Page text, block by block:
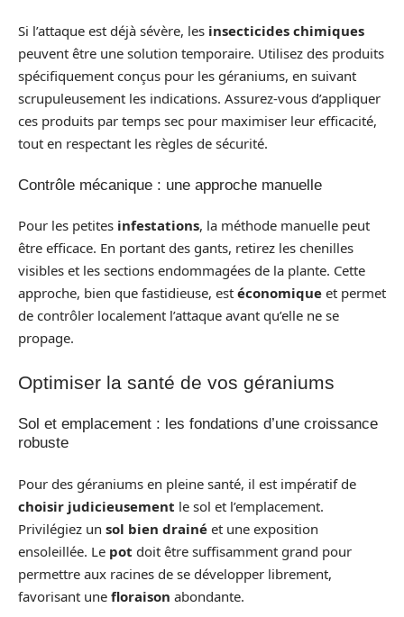
Si l’attaque est déjà sévère, les insecticides chimiques
peuvent être une solution temporaire. Utilisez des produits
spécifiquement conçus pour les géraniums, en suivant
scrupuleusement les indications. Assurez-vous d’appliquer
ces produits par temps sec pour maximiser leur efficacité,
tout en respectant les règles de sécurité.
Contrôle mécanique : une approche manuelle
Pour les petites infestations, la méthode manuelle peut
être efficace. En portant des gants, retirez les chenilles
visibles et les sections endommagées de la plante. Cette
approche, bien que fastidieuse, est économique et permet
de contrôler localement l’attaque avant qu’elle ne se
propage.
Optimiser la santé de vos géraniums
Sol et emplacement : les fondations d’une croissance
robuste
Pour des géraniums en pleine santé, il est impératif de
choisir judicieusement le sol et l’emplacement.
Privilégiez un sol bien drainé et une exposition
ensoleillée. Le pot doit être suffisamment grand pour
permettre aux racines de se développer librement,
favorisant une floraison abondante.